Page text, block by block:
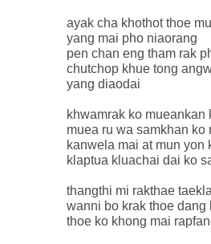
ayak cha khothot thoe
yang mai pho niaorang
pen chan eng tham rak
chutchop khue tong
yang diaodai
khwamrak ko mueankan
muea ru wa samkhan ko
kanwela mai at mun yon
klaptua kluachai dai ko
thangthi mi rakthae
wanni bo krak thoe dang
thoe ko khong mai